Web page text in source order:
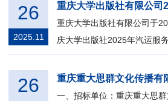
重庆大学出版社有限公司于
庆大学出版社2025年汽运服
工作，按规定已完成全部评
26
2025.11
一、招标单位：重庆重大思
26